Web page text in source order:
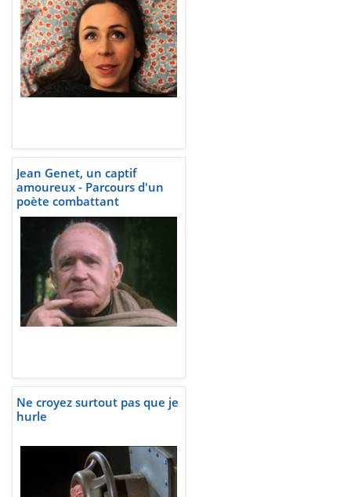
Jean Genet, un captif
amoureux - Parcours d'un
poète combattant
Ne croyez surtout pas que je
hurle